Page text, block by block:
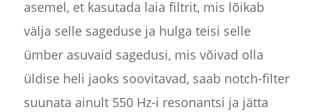
asemel, et kasutada laia filtrit, mis lõikab
välja selle sageduse ja hulga teisi selle
ümber asuvaid sagedusi, mis võivad olla
üldise heli jaoks soovitavad, saab notch-filter
suunata ainult 550 Hz-i resonantsi ja jätta